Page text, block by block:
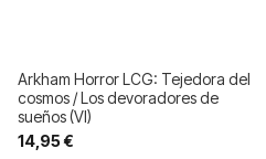
Arkham Horror LCG: Tejedora del
cosmos / Los devoradores de
sueños (VI)
14,95 €